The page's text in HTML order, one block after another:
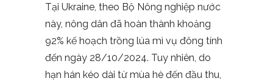
Tại Ukraine, theo Bộ Nông nghiệp nước
này, nông dân đã hoàn thành khoảng
92% kế hoạch trồng lúa mì vụ đông tính
đến ngày 28/10/2024. Tuy nhiên, do
hạn hán kéo dài từ mùa hè đến đầu thu,